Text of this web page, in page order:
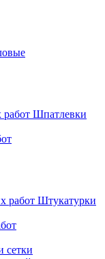
Шпатлевки
Штукатурки
сетки